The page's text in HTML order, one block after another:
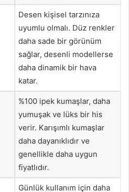
Desen kişisel tarzınıza
uyumlu olmalı. Düz renkler
daha sade bir görünüm
sağlar, desenli modellerse
daha dinamik bir hava
katar.
%100 ipek kumaşlar, daha
yumuşak ve lüks bir his
verir. Karışımlı kumaşlar
daha dayanıklıdır ve
genellikle daha uygun
fiyatlıdır.
Günlük kullanım için daha